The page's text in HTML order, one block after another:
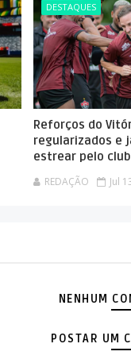
DESTAQUES
Reforços do
regularizados e
estrear pelo
REDAÇÃO Jul
NENHUM
POSTAR UM